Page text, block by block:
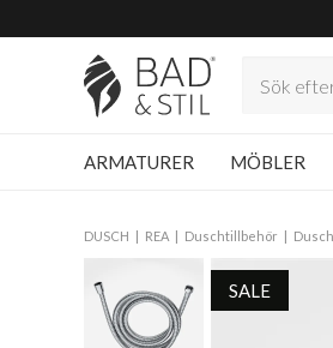
ARMATURER MÖBLER
DUSCH REA Duschtillbehör
SALE